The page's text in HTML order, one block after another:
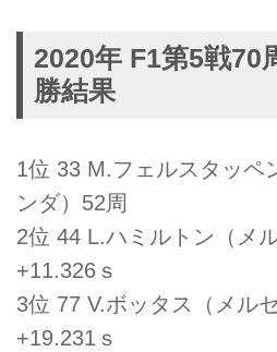
2020年 F1第5戦70
勝結果
1位 33 M.フェルスタッペ
ンダ）52周
2位 44 L.ハミルトン（メ
+11.326ｓ
3位 77 V.ボッタス（メル
+19.231ｓ